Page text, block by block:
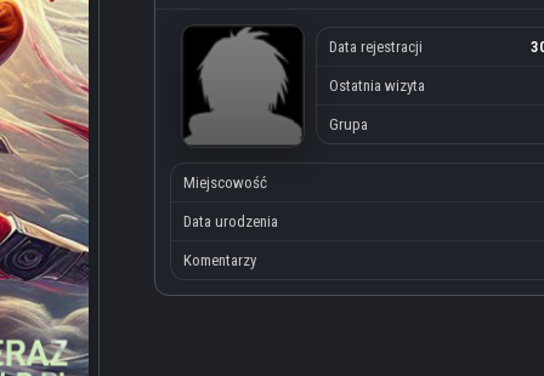
Data rejestracji
Ostatnia wizyta
Grupa
Miejscowość
Data urodzenia
Komentarzy